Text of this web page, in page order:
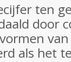
ten
door
als het